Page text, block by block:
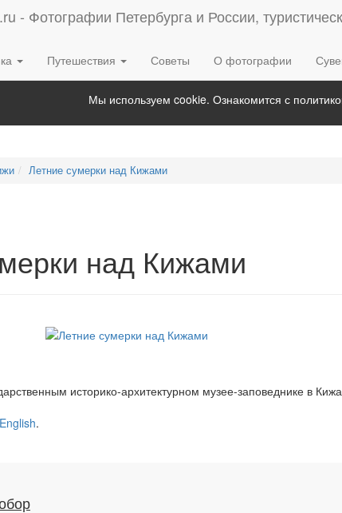
Путешествия Советы О фотографии
Мы используем cookie. Ознакомится с
Летние сумерки над Кижами
над Кижами
историко-архитектурном музее-заповеднике в
.